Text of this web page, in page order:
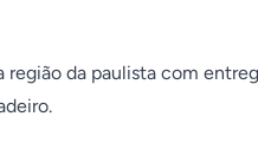
da paulista com